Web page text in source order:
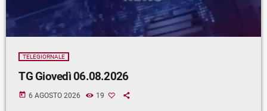
TELEGIORNALE
TG Giovedì 06.08.2026
today 6 AGOSTO 2026 19